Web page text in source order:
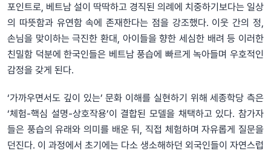
포인트로, 베트남 설이 딱딱하고 경직된 의례에 치중하기보다는 일상
의 따뜻함과 유연함 속에 존재한다는 점을 강조했다. 이웃 간의 정,
손님을 맞이하는 극진한 환대, 아이들을 향한 세심한 배려 등 이러한
친밀함 덕분에 한국인들은 베트남 풍습에 빠르게 녹아들며 우호적인
감정을 갖게 된다.
‘가까우면서도 깊이 있는’ 문화 이해를 실현하기 위해 세종학당 측은
‘체험-핵심 설명-상호작용’이 결합된 모델을 채택하고 있다. 참가자
들은 풍습의 유래와 의미를 배운 뒤, 직접 체험하며 자유롭게 질문을
던진다. 이 과정에서 초기에는 다소 생소해하던 외국인들이 자연스럽